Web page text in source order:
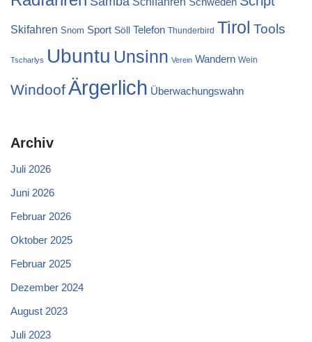
Skifahren Snom Sport Söll Telefon Thunderbird Tirol Tools
Tscharlys Ubuntu Unsinn Verein Wandern Wein
WindoofÄrgerlich Überwachungswahn
Archiv
Juli 2026
Juni 2026
Februar 2026
Oktober 2025
Februar 2025
Dezember 2024
August 2023
Juli 2023